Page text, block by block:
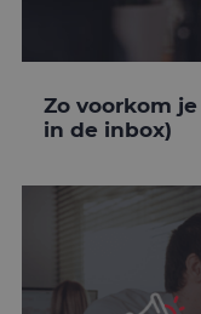
Zo voorkom
in de inbox)